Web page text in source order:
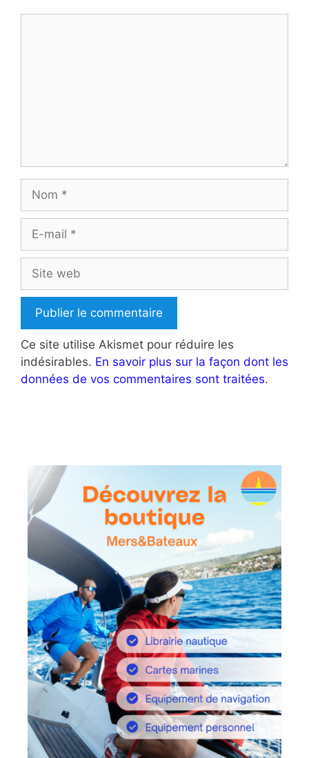
Nom
Site
web
Ce site utilise Akismet pour réduire les
indésirables. En savoir plus sur la façon dont les
données de vos commentaires sont traitées.